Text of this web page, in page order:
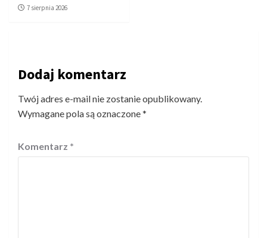
7 sierpnia 2026
Dodaj komentarz
Twój adres e-mail nie zostanie opublikowany.
Wymagane pola są oznaczone*
Komentarz *